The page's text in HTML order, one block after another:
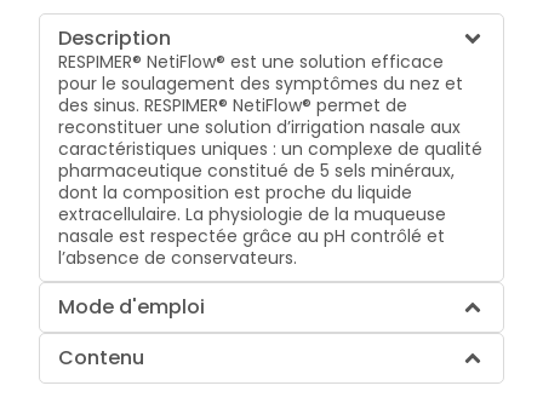
Description
RESPIMER® NetiFlow® est une solution efficace
pour le soulagement des symptômes du nez et
des sinus. RESPIMER® NetiFlow® permet de
reconstituer une solution d’irrigation nasale aux
caractéristiques uniques : un complexe de qualité
pharmaceutique constitué de 5 sels minéraux,
dont la composition est proche du liquide
extracellulaire. La physiologie de la muqueuse
nasale est respectée grâce au pH contrôlé et
l’absence de conservateurs.
Mode d'emploi
Contenu